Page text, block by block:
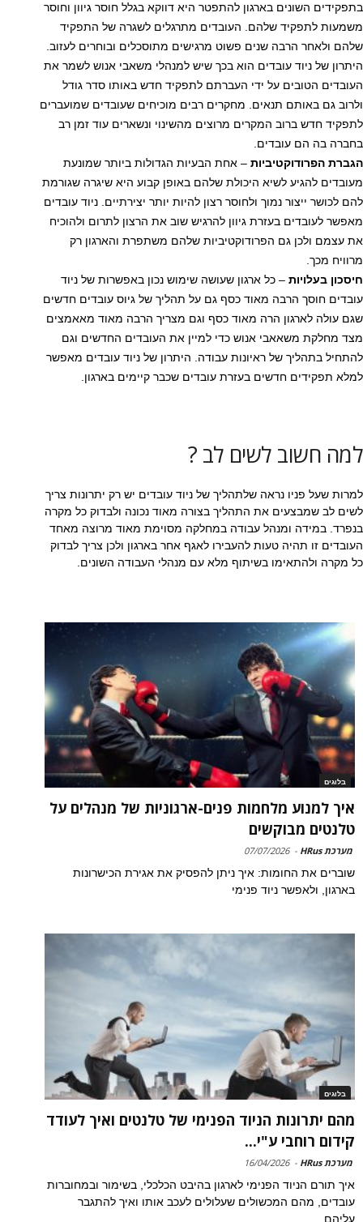
בתפקידים השונים בארגון להתפטר היא דווקא בגלל חוסר גיוון וחוסר
משמעות לתפקיד שלהם. העובדים מתרגלים לשגרה של התפקיד
שלהם ולאחר הרבה שנים פשוט מרגישים מתוסכלים ובוחרים לעזוב.
היתרון של ניוד עובדים הוא בכך שיש למנהלי משאבי אנוש לשמר את
העובדים הטובים על ידי העברתם לתפקיד חדש באותו סדר גודל
ולרוב גם באותם תנאים. מחקרים רבים מוכיחים שעובדים שמועברים
לתפקיד חדש ברוב המקרים מרוצים מהשינוי ונשארים עוד זמן רב
בחברה בה הם עובדים.
הגברת הפרודוקטיביות – אחת הבעיות הגדולות ביותר שמונעת
מעובדים להגיע לשיא היכולת שלהם באופן קבוע היא שיגרה שגורמת
להם לכושר ייצור נמוך ולחוסר רצון להיות יותר יצירתיים. ניוד עובדים
מאפשר לעובדים בעזרת גיוון להרגיש שוב את הרצון לתרום ולהוכיח
את עצמם ולכן גם הפרודוקטיביות שלהם משתפרת והארגון רק
מרוויח מכך.
חיסכון בעלויות – כל ארגון שעושה שימוש נכון באפשרות של ניוד
עובדים חוסך הרבה מאוד כסף גם על תהליך של גיוס עובדים חדשים
שגם עולה לארגון הרה מאוד כסף וגם מצריך הרבה מאוד מאאמצים
מצד מחלקת משאאבי אנוש כדי למיין את העובדים החדשים וגם
להתחיל בתהליך של ראיונות עבודה. היתרון של ניוד עובדים מאפשר
למלא תפקידים חדשים בעזרת עובדים שכבר קיימים בארגון.
למה חשוב לשים לב ?
למרות שעל פניו נראה שלתהליך של ניוד עובדים יש רק יתרונות צריך
לשים לב שמבצעים את התהליך בצורה מאוד נכונה ולבדוק כל מקרה
בנפרד. במידה ומנהל עבודה במחלקה מסוימת מאוד מרוצה מאחד
העובדים זו תהיה טעות להעבירו לאגף אחר בארגון ולכן צריך לבדוק
כל מקרה ולהתאימו בשיתוף מלא עם מנהלי העבודה השונים.
בלוגים
איך למנוע מלחמות פנים-ארגוניות של מנהלים על
טלנטים מבוקשים
מערכת HRus -
07/07/2026
שוברים את החומות: איך ניתן להפסיק את אגירת הכישרונות
בארגון, ולאפשר ניוד פנימי
בלוגים
מהם יתרונות הניוד הפנימי של טלנטים ואיך לעודד
קידום רוחבי ע"י...
מערכת HRus -
16/04/2026
איך תורם הניוד הפנימי לארגון בהיבט הכלכלי, בשימור ובמחוברות
עובדים, מהם המכשולים שעלולים לעכב אותו ואיך להתגבר
עליהם